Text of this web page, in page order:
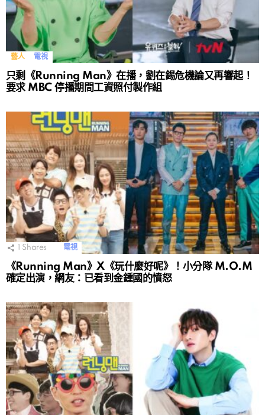
藝人 電視
只剩《Running Man》在播，劉在錫危機論又再響起！
要求 MBC 停播期間工資照付製作組
Shares 電視
《Running Man》X《玩什麼好呢》！小分隊 M.O.M
確定出演，網友：已看到金鍾國的憤怒